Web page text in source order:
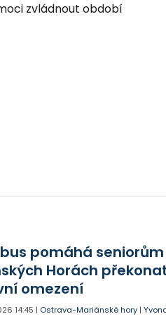
zvládnout období
pomáhá
Horách
omezení
14:45 | Ostrava-Mariánské hory |